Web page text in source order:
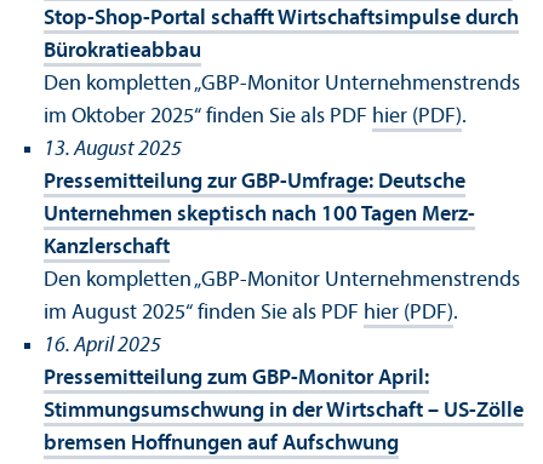
Stop-Shop-Portal schafft Wirtschafts­impulse durch
Bürokratieabbau
Den kompletten „GBP-Monitor Unter­nehmens­trends
im Oktober 2025“ finden Sie als PDF hier (PDF).
13. August 2025
Pressemitteilung zur GBP-Umfrage: Deutsche
Unter­nehmen skeptisch nach 100 Tagen Merz-
Kanzlerschaft
Den kompletten „GBP-Monitor Unter­nehmens­trends
im August 2025“ finden Sie als PDF hier (PDF).
16. April 2025
Pressemitteilung zum GBP-Monitor April:
Stimmungs­umschwung in der Wirtschaft – US-Zölle
bremsen Hoffnungen auf Aufschwung